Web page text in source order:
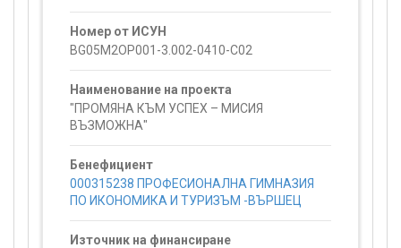
Номер от ИСУН
BG05M2OP001-3.002-0410-C02
Наименование на проекта
"ПРОМЯНА КЪМ УСПЕХ – МИСИЯ
ВЪЗМОЖНА"
Бенефициент
000315238 ПРОФЕСИОНАЛНА ГИМНАЗИЯ
ПО ИКОНОМИКА И ТУРИЗЪМ -ВЪРШЕЦ
Източник на финансиране